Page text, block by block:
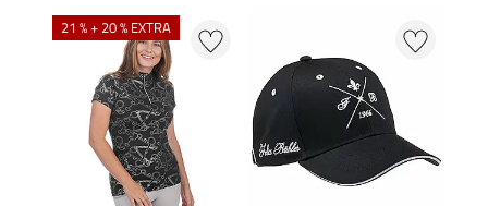
21 % + 20 % EXTRA